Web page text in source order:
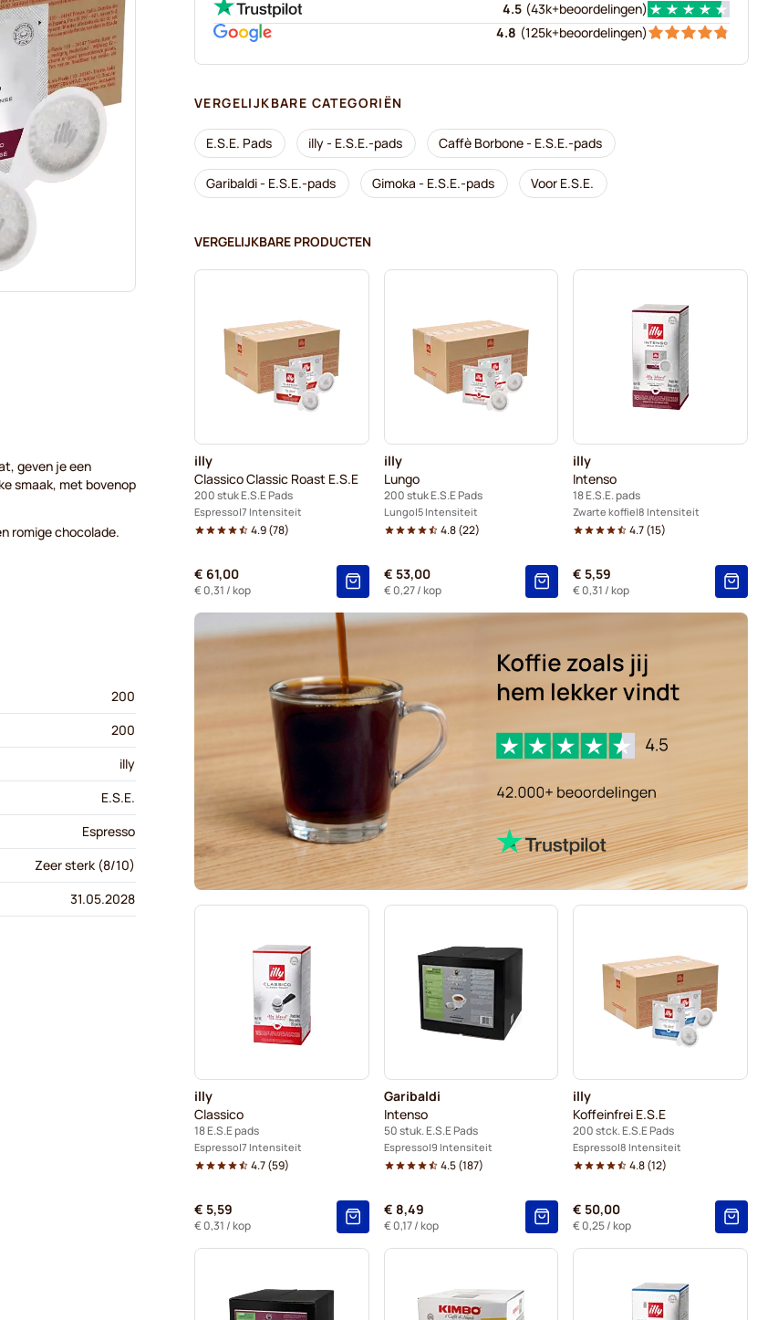
4.5 (43k+beoordelingen)
4.8 (125k+beoordelingen)
VERGELIJKBARE CATEGORIËN
E.S.E. Pads illy - E.S.E.-pads Caffè Borbone - E.S.E.-pads
Garibaldi - E.S.E.-pads Gimoka - E.S.E.-pads Voor E.S.E.
VERGELIJKBARE PRODUCTEN
illy
Classico Classic Roast E.S.E
200 stuk E.S.E Pads
Espresso 7 Intensiteit
4.9(78)
€ 61,00
€ 0,31 / kop
illy
Lungo
200 stuk E.S.E Pads
Lungo 5 Intensiteit
4.8(22)
€ 53,00
€ 0,27/ kop
illy
Intenso
18 E.S.E. pads
Zwarte koffie 8 Intensiteit
4.7(15)
€ 5,59
€ 0,31 / kop
illy
Classico
18 E.S.E pads
Espresso 7 Intensiteit
4.7(59)
€ 5,59
€ 0,31 / kop
Garibaldi
Intenso
50 stuk. E.S.E Pads
Espresso 9 Intensiteit
4.5(187)
€ 8,49
€ 0,17/ kop
illy
Koffeinfrei E.S.E
200 stck. E.S.E Pads
Espresso 8 Intensiteit
4.8(12)
€ 50,00
€ 0,25/ kop
geven je een
smaak, met bovenop
romige chocolade.
200
200
illy
E.S.E.
Espresso
Zeer sterk (8/10)
31.05.2028